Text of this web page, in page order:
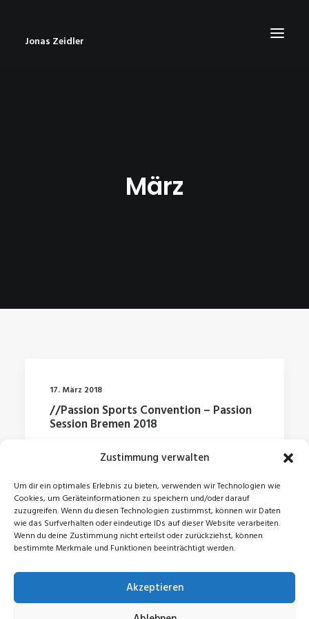
Zustimmung verwalten
Um dir ein optimales Erlebnis zu bieten, verwenden wir Technologien wie
Cookies, um Geräteinformationen zu speichern und/oder darauf
zuzugreifen. Wenn du diesen Technologien zustimmst, können wir Daten
wie das Surfverhalten oder eindeutige IDs auf dieser Website verarbeiten.
Wenn du deine Zustimmung nicht erteilst oder zurückziehst, können
bestimmte Merkmale und Funktionen beeinträchtigt werden.
Akzeptieren
Jonas Zeidler
März
17. März 2018
//Passion Sports Convention – Passion
Session Bremen 2018
© 2026 Jonas Zeidler. All rights reserved